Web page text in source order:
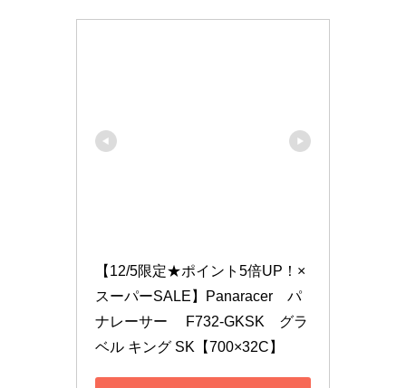
【12/5限定★ポイント5倍UP！×
スーパーSALE】Panaracer　パ
ナレーサー 　F732-GKSK　グラ
ベル キング SK【700×32C】